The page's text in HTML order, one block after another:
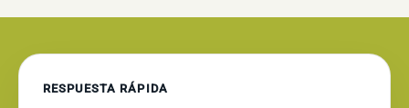
RESPUESTA RÁPIDA